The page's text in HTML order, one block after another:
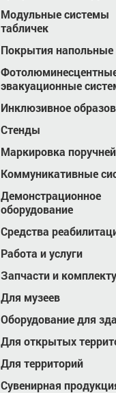
Модульные системы
табличек
Покрытия напольные
эвакуационные
Инклюзивное
Стенды
Маркировка поручней
Коммуникативные
Демонстрационное
оборудование
Средства
Работа и услуги
Запчасти и
Для музеев
Оборудование для
Для открытых
Для территорий
Сувенирная